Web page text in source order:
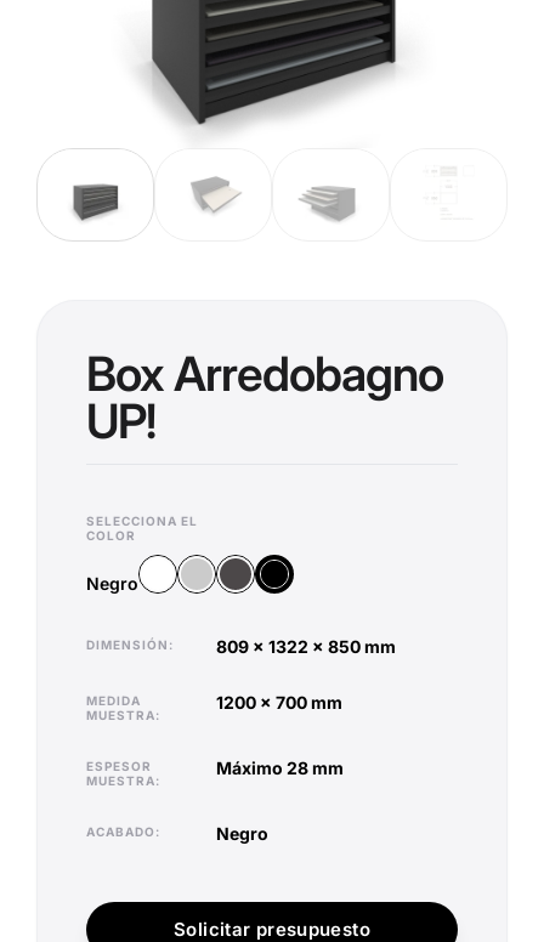
Box Arredobagno
UP!
SELECCIONA EL
COLOR
Negro
BlancoPlataAntracitaNegro
DIMENSIÓN 809 x 1322 x 850 mm
MEDIDA
MUESTRA
1200 x 700 mm
ESPESOR
MUESTRA
máximo 28 mm
ACABADO negro
Solicitar presupuesto